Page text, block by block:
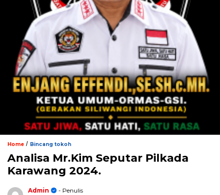
Home / Bincang tokoh
Analisa Mr.Kim Seputar Pilkada
Karawang 2024.
Admin
- Penulis